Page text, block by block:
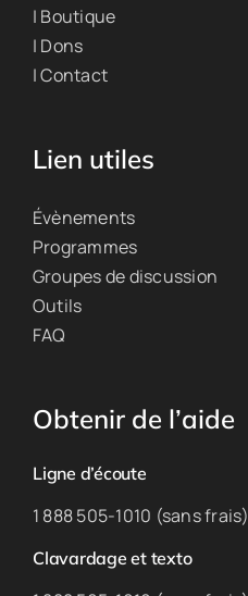
| Boutique
| Dons
| Contact
Lien utiles
Évènements
Programmes
Groupes de discussion
Outils
FAQ
Obtenir de l’aide
Ligne d’écoute
1 888 505-1010 (sans frais)
Clavardage et texto